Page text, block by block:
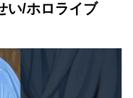
い/ホロライブ